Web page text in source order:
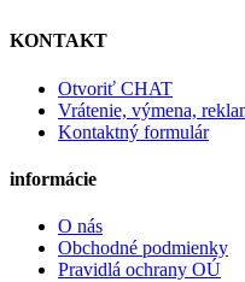
KONTAKT
Otvoriť CHAT
Vrátenie, výmena,
Kontaktný formulár
informácie
O nás
Obchodné podmienky
Pravidlá ochrany OÚ